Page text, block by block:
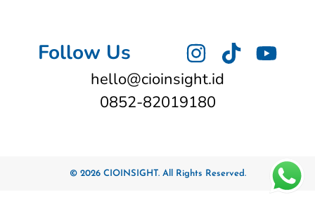
Follow Us
hello@cioinsight.id
0852-82019180
© 2026 CIOINSIGHT. All Rights Reserved.